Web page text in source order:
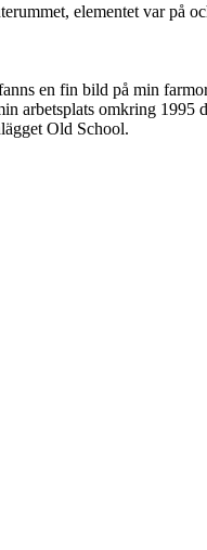
elementet var på
en fin bild på min
arbetsplats omkring 1995
Old School.